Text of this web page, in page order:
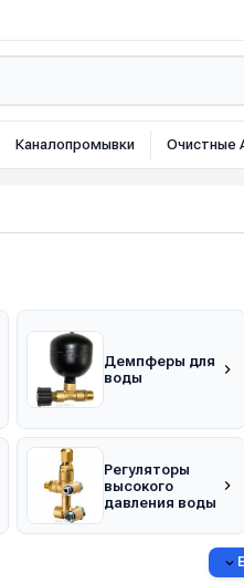
Каналопромывки Очистные
Демпферы для
воды
Регуляторы
высокого
давления воды